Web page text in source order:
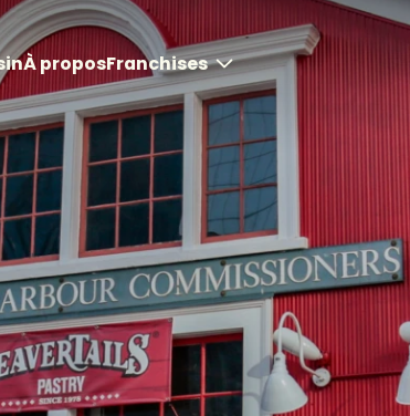
À proposFranchises
Opportunités de
franchise
Modèles de magasins
Commencer